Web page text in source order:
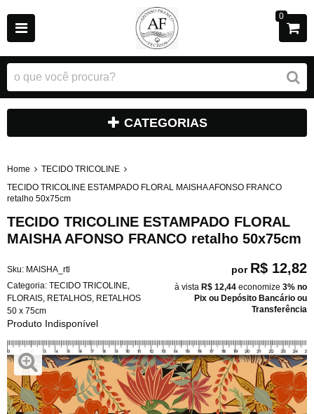
0
CATEGORIAS
Home
TECIDO TRICOLINE
TECIDO TRICOLINE ESTAMPADO FLORAL MAISHA AFONSO FRANCO
retalho 50x75cm
TECIDO TRICOLINE ESTAMPADO FLORAL
MAISHA AFONSO FRANCO retalho 50x75cm
Sku: MAISHA_rtl
Categoria: TECIDO TRICOLINE
FLORAIS RETALHOS RETALHOS
50 x 75cm
Produto Indisponível
por R$ 12,82
à vista R$ 12,44 economize 3% no
Pix ou Depósito Bancário ou
Transferência